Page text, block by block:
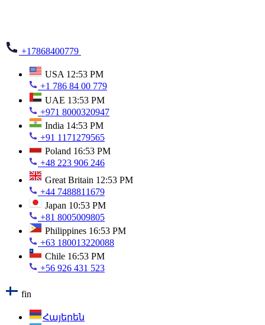
+17868400779
USA 12:53 PM
+1 786 84 00 779
UAE 13:53 PM
+971 8000320947
India 14:53 PM
+91 1171279565
Poland 16:53 PM
+48 223 906 246
Great Britain 12:53 PM
+44 7488811679
Japan 10:53 PM
+81 8005009805
Philippines 16:53 PM
+63 180013220088
Chile 16:53 PM
+56 926 431 523
fin
Հայերեն